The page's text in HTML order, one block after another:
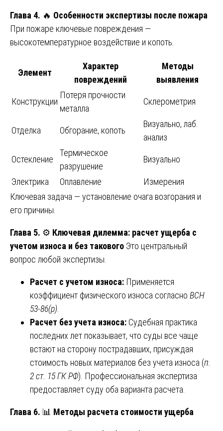
Глава 4. 🔥 Особенности экспертизы после пожара
При пожаре ключевые повреждения —
высокотемпературное воздействие и копоть.
Элемент
Характер
повреждений
Методы
выявления
Конструкции
Потеря прочности
металла
Склерометрия
Отделка Обгорание, копоть
Визуально, лаб.
анализ
Остекление
Термическое
разрушение
Визуально
Электрика Оплавление
Измерения
Ключевая задача — установление очага возгорания и
его причины.
Глава 5. ⚙️ Ключевая дилемма: расчет ущерба с
учетом износа и без такового Это центральный
вопрос любой экспертизы.
Расчет с учетом износа: Применяется
коэффициент физического износа согласно ВСН
53-86(р)
Расчет без учета износа: Судебная практика
последних лет показывает, что суды все чаще
встают на сторону пострадавших, присуждая
стоимость новых материалов без учета износа (п.
2 ст. 15 ГК РФ). Профессиональная экспертиза
предоставляет суду оба варианта расчета.
Глава 6. 📊 Методы расчета стоимости ущерба